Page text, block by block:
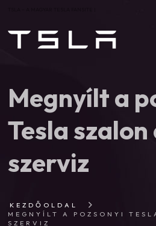
Megnyílt a
Tesla szalon
szerviz
KEZDŐOLDAL
MEGNYÍLT A POZSONYI
SZERVIZ